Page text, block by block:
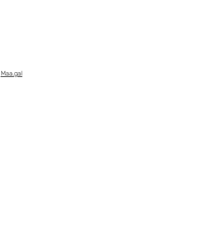
Maa.gal